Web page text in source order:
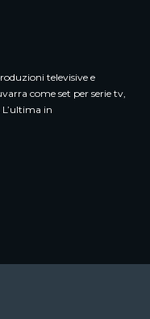
televisive e
come set per serie tv,
in